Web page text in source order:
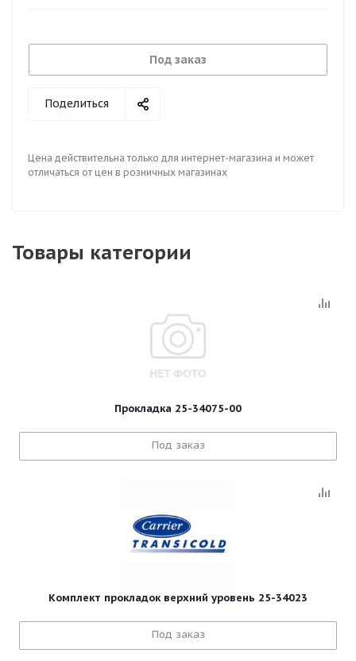
Под заказ
Поделиться
Цена действительна только для интернет-магазина и может
отличаться от цен в розничных магазинах
Товары категории
Прокладка 25-34075-00
Под заказ
Комплект прокладок верхний уровень 25-34023
Под заказ